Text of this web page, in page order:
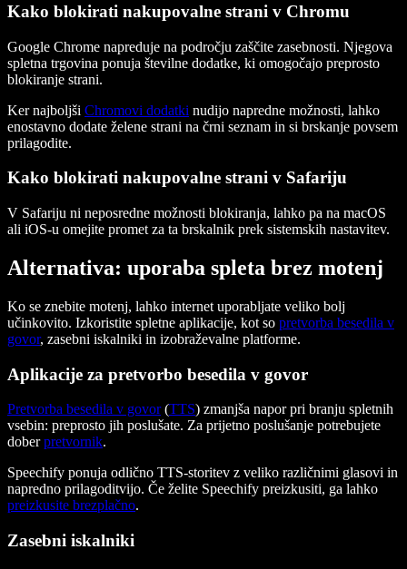
Kako blokirati nakupovalne strani v Chromu
Google Chrome napreduje na področju zaščite zasebnosti. Njegova
spletna trgovina ponuja številne dodatke, ki omogočajo preprosto
blokiranje strani.
Ker najboljši Chromovi dodatki nudijo napredne možnosti, lahko
enostavno dodate želene strani na črni seznam in si brskanje povsem
prilagodite.
Kako blokirati nakupovalne strani v Safariju
V Safariju ni neposredne možnosti blokiranja, lahko pa na macOS
ali iOS-u omejite promet za ta brskalnik prek sistemskih nastavitev.
Alternativa: uporaba spleta brez motenj
Ko se znebite motenj, lahko internet uporabljate veliko bolj
učinkovito. Izkoristite spletne aplikacije, kot so pretvorba besedila v
govor, zasebni iskalniki in izobraževalne platforme.
Aplikacije za pretvorbo besedila v govor
Pretvorba besedila v govor(TTS) zmanjša napor pri branju spletnih
vsebin: preprosto jih poslušate. Za prijetno poslušanje potrebujete
doberpretvornik.
Speechify ponuja odlično TTS-storitev z veliko različnimi glasovi in
napredno prilagoditvijo. Če želite Speechify preizkusiti, ga lahko
preizkusite brezplačno.
Zasebni iskalniki